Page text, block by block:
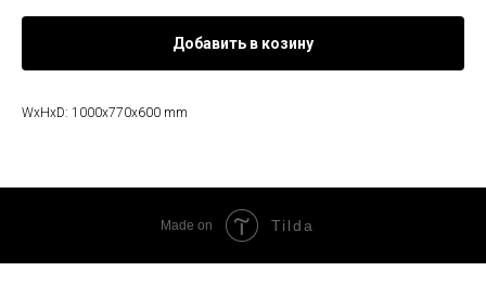
Добавить в козину
WxHxD: 1000x770x600 mm
Made on Tilda